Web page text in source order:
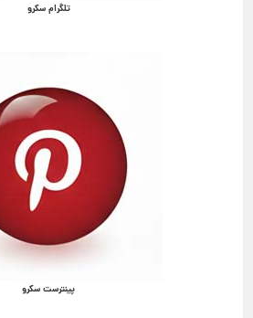
تلگرام سکرو
پینترست سکرو